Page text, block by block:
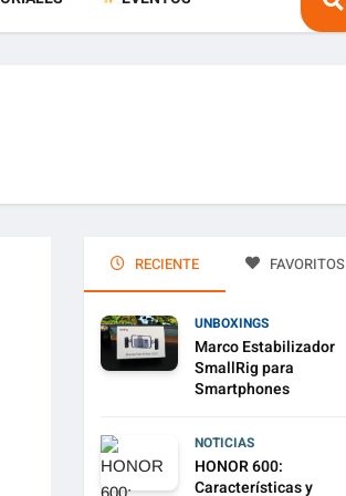
RECIENTE FAVORITOS
UNBOXINGS
Marco Estabilizador
SmallRig para
Smartphones
NOTICIAS
HONOR 600:
Características y